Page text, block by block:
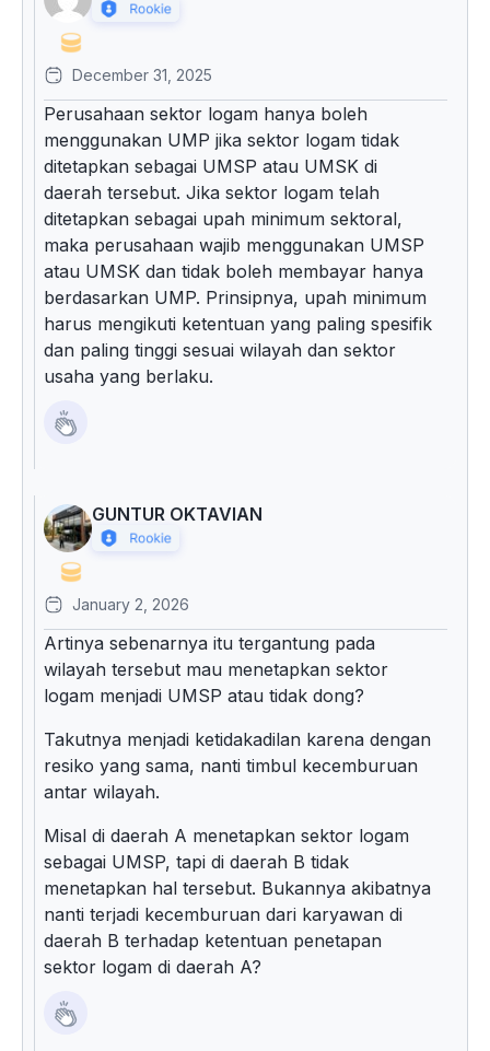
December 31, 2025
Perusahaan sektor logam hanya boleh
menggunakan UMP jika sektor logam tidak
ditetapkan sebagai UMSP atau UMSK di
daerah tersebut. Jika sektor logam telah
ditetapkan sebagai upah minimum sektoral,
maka perusahaan wajib menggunakan UMSP
atau UMSK dan tidak boleh membayar hanya
berdasarkan UMP. Prinsipnya, upah minimum
harus mengikuti ketentuan yang paling spesifik
dan paling tinggi sesuai wilayah dan sektor
usaha yang berlaku.
GUNTUR OKTAVIAN
January 2, 2026
Artinya sebenarnya itu tergantung pada
wilayah tersebut mau menetapkan sektor
logam menjadi UMSP atau tidak dong?
Takutnya menjadi ketidakadilan karena dengan
resiko yang sama, nanti timbul kecemburuan
antar wilayah.
Misal di daerah A menetapkan sektor logam
sebagai UMSP, tapi di daerah B tidak
menetapkan hal tersebut. Bukannya akibatnya
nanti terjadi kecemburuan dari karyawan di
daerah B terhadap ketentuan penetapan
sektor logam di daerah A?